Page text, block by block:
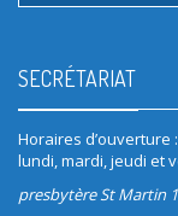
SECRÉTARIAT
Horaires d’ouverture :
lundi, mardi, jeudi et
presbytère St Martin